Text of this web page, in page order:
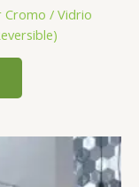
Cromo / Vidrio